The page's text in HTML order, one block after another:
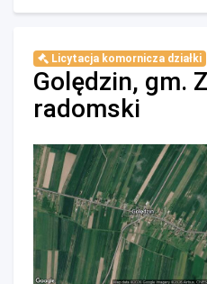
Licytacja komornicza działki
Golędzin, gm.
radomski